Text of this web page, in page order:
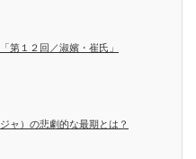
第１２回／淑嬪・崔氏」
ャ）の悲劇的な最期とは？